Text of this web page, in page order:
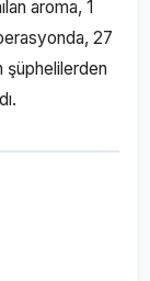
aroma, 1
27
şüphelilerden